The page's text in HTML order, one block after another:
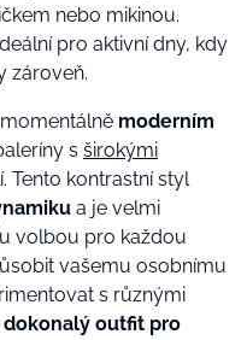
nebo mikinou.
pro aktivní dny, kdy
zároveň.
moderním
s širokými
Tento kontrastní styl
a je velmi
volbou pro každou
vašemu osobnímu
s různými
dokonalý outfit pro